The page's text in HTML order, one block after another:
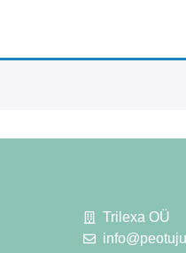
Trilexa OÜ